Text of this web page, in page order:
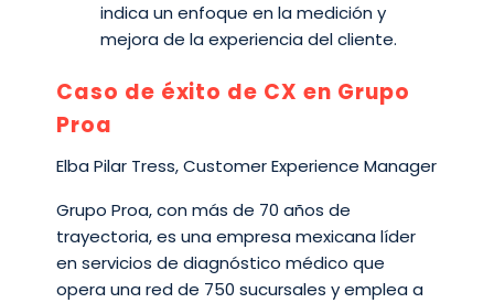
indica un enfoque en la medición y
mejora de la experiencia del cliente.
Caso de éxito de CX en Grupo
Proa
Elba Pilar Tress, Customer Experience Manager
Grupo Proa, con más de 70 años de
trayectoria, es una empresa mexicana líder
en servicios de diagnóstico médico que
opera una red de 750 sucursales y emplea a